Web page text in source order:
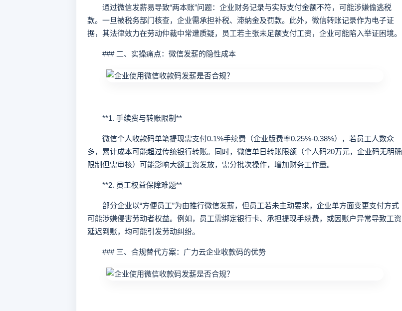
通过微信发薪易导致“两本账”问题：企业财务记录与实际支付金额不符，可能涉嫌偷逃税
款。一旦被税务部门核查，企业需承担补税、滞纳金及罚款。此外，微信转账记录作为电子证
据，其法律效力在劳动仲裁中常遭质疑，员工若主张未足额支付工资，企业可能陷入举证困境。
### 二、实操痛点：微信发薪的隐性成本
**1. 手续费与转账限制**
微信个人收款码单笔提现需支付0.1%手续费（企业版费率0.25%-0.38%），若员工人数众
多，累计成本可能超过传统银行转账。同时，微信单日转账限额（个人码20万元，企业码无明确
限制但需审核）可能影响大额工资发放，需分批次操作，增加财务工作量。
**2. 员工权益保障难题**
部分企业以“方便员工”为由推行微信发薪，但员工若未主动要求，企业单方面变更支付方式
可能涉嫌侵害劳动者权益。例如，员工需绑定银行卡、承担提现手续费，或因账户异常导致工资
延迟到账，均可能引发劳动纠纷。
### 三、合规替代方案：广力云企业收款码的优势